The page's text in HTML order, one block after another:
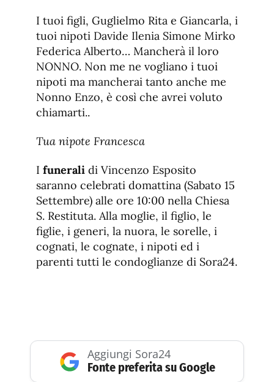
I tuoi figli, Guglielmo Rita e Giancarla, i
tuoi nipoti Davide Ilenia Simone Mirko
Federica Alberto… Mancherà il loro
NONNO. Non me ne vogliano i tuoi
nipoti ma mancherai tanto anche me
Nonno Enzo, è così che avrei voluto
chiamarti..
Tua nipote Francesca
I funerali di Vincenzo Esposito
saranno celebrati domattina (Sabato 15
Settembre) alle ore 10:00 nella Chiesa
S. Restituta. Alla moglie, il figlio, le
figlie, i generi, la nuora, le sorelle, i
cognati, le cognate, i nipoti ed i
parenti tutti le condoglianze di Sora24.
Aggiungi Sora24
Fonte preferita su Google